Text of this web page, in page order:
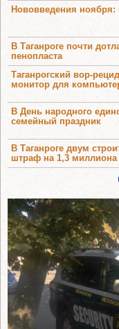
Нововведения ноября:
В Таганроге почти
пенопласта
Таганрогский вор-
монитор для
В День народного
семейный праздник
В Таганроге двум
штраф на 1,3 миллиона